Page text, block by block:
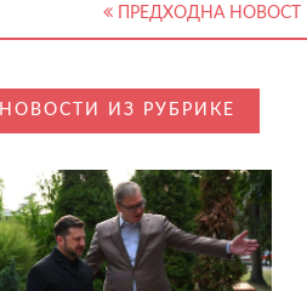
ПРЕДХОДНА НОВОСТ
НОВОСТИ ИЗ РУБРИКЕ